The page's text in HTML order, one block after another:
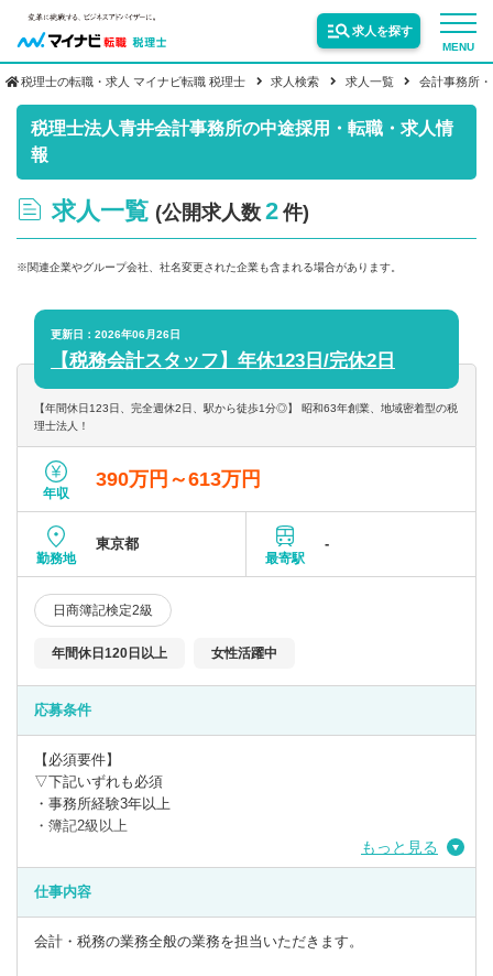
MENU
求人を探す
サービス紹介
業界情報
求人情報
税理士の転職・求人 マイナビ転職 税理士 求人検索 求人一覧 会計事務所
税理士法人青井会計事務所の中途採用・転職・求人情
報
求人一覧 (公開求人数 2 件)
※関連企業やグループ会社、社名変更された企業も含まれる場合があります。
更新日：2026年06月26日
【税務会計スタッフ】年休123日/完休2日
【年間休日123日、完全週休2日、駅から徒歩1分◎】 昭和63年創業、地域密着型の税
理士法人！
年収
390万円～613万円
勤務地
東京都
最寄駅
-
日商簿記検定2級
年間休日120日以上 女性活躍中
応募条件
【必須要件】
▽下記いずれも必須
・事務所経験3年以上
・簿記2級以上
もっと見る
仕事内容
会計・税務の業務全般の業務を担当いただきます。